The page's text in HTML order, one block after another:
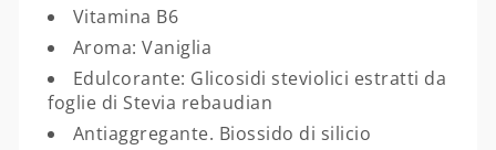
Vitamina B6
Aroma: Vaniglia
Edulcorante: Glicosidi steviolici estratti da
foglie di Stevia rebaudian
Antiaggregante. Biossido di silicio